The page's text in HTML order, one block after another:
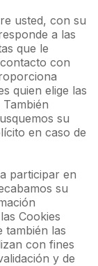
usted, con su
a las
que le
con
quien elige las
su
en caso de
participar en
su
Cookies
también las
con fines
y de